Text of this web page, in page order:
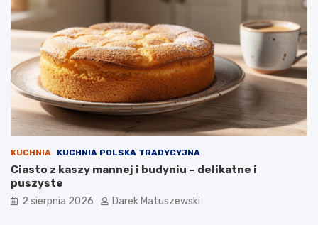
KUCHNIA KUCHNIA POLSKA TRADYCYJNA
Ciasto z kaszy mannej i budyniu – delikatne i
puszyste
2 sierpnia 2026 Darek Matuszewski